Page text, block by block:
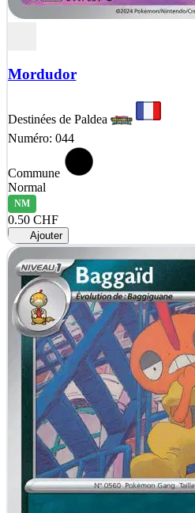
Mordudor
Destinées de Paldea
Numéro: 044
Commune
Normal
NM
0.50 CHF
Ajouter